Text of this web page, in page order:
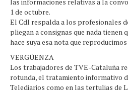
1 de octubre.
El CdI respalda a los profesionales
pliegan a consignas que nada tienen
hace suya esa nota que
VERGÜENZA
Los trabajadores de TVE-Cataluña
rotunda, el tratamiento informativo
Telediarios como en las tertulias de